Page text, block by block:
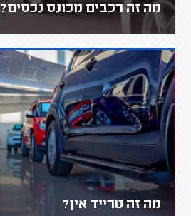
מה זה רכבים מכונס נכסים?
מה זה טרייד אין?